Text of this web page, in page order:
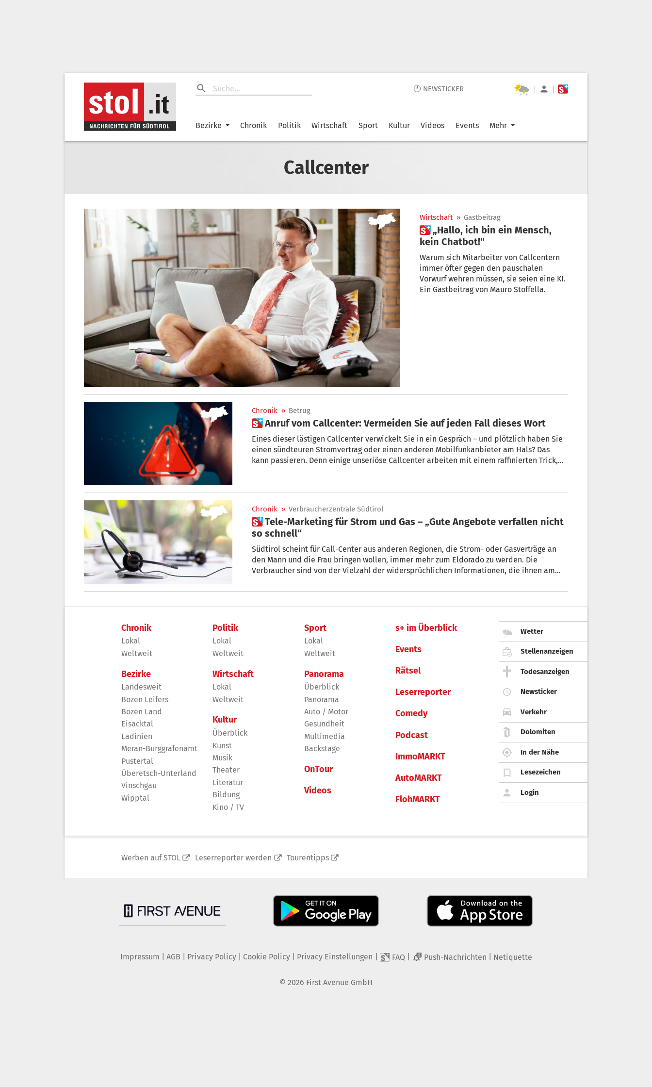
🕙 NEWSTICKER | |
Bezirke Chronik Politik Wirtschaft Sport Kultur Videos Events Mehr
Callcenter
Wirtschaft » Gastbeitrag
 „Hallo, ich bin ein Mensch,
kein Chatbot!“
Warum sich Mitarbeiter von Callcentern
immer öfter gegen den pauschalen
Vorwurf wehren müssen, sie seien eine KI.
Ein Gastbeitrag von Mauro Stoffella.
Chronik » Betrug
 Anruf vom Callcenter: Vermeiden Sie auf jeden Fall dieses Wort
Eines dieser lästigen Callcenter verwickelt Sie in ein Gespräch – und plötzlich haben Sie
einen sündteuren Stromvertrag oder einen anderen Mobilfunkanbieter am Hals? Das
kann passieren. Denn einige unseriöse Callcenter arbeiten mit einem raffinierten Trick,
Chronik » Verbraucherzentrale Südtirol
 Tele-Marketing für Strom und Gas – „Gute Angebote verfallen nicht
so schnell“
Südtirol scheint für Call-Center aus anderen Regionen, die Strom- oder Gasverträge an
den Mann und die Frau bringen wollen, immer mehr zum Eldorado zu werden. Die
Verbraucher sind von der Vielzahl der widersprüchlichen Informationen, die ihnen am
von einem voreilig abgeschlossenen Vertrag stehen die Berater der Verbraucherzentrale
Chronik
Lokal
Weltweit
Bezirke
Landesweit
Bozen Leifers
Bozen Land
Eisacktal
Ladinien
Meran-Burggrafenamt
Pustertal
Überetsch-Unterland
Vinschgau
Wipptal
Politik
Lokal
Weltweit
Wirtschaft
Lokal
Weltweit
Kultur
Überblick
Kunst
Musik
Theater
Literatur
Bildung
Kino / TV
Sport
Lokal
Weltweit
Panorama
Überblick
Panorama
Auto / Motor
Gesundheit
Multimedia
Backstage
OnTour
Videos
s+ im Überblick
Events
Rätsel
Leserreporter
Comedy
Podcast
ImmoMARKT
AutoMARKT
FlohMARKT
Wetter
Stellenanzeigen
Todesanzeigen
Newsticker
Verkehr
Dolomiten
In der Nähe
Lesezeichen
Login
Werben auf STOL Leserreporter werden Tourentipps
Impressum AGB Privacy Policy| Cookie Policy| Privacy Einstellungen FAQ 2 Push-Nachrichten Netiquette
© 2026 First Avenue GmbH